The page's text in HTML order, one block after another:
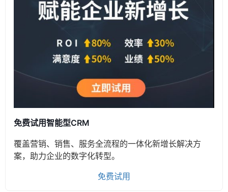
免费试用智能型CRM
覆盖营销、销售、服务全流程的一体化新增长解决方
案，助力企业的数字化转型。
免费试用